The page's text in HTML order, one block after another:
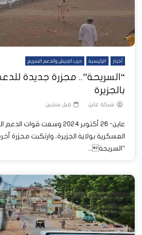
أخبار الرئيسية حرب الجيش والدعم السريع
“السريحة”.. مجزرة جديدة
بالجزيرة
شبكة عاين قبل سنتين
عاين- 26 أكتوبر 2024 وسعت
العسكرية بولاية الجزيرة، وارتكبت مجزرة
“السريحة...